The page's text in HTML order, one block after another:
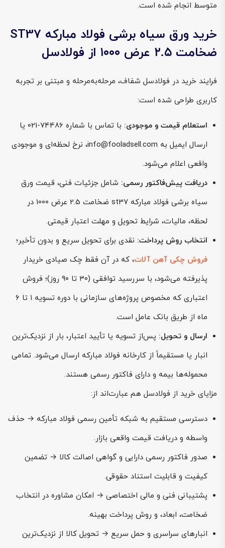
متوسط انجام شده است.
خرید ورق سیاه برشی فولاد مبارکه ST37
ضخامت ۲.۵ عرض ۱۰۰۰ از فولادسل
فرایند خرید در فولادسل شفاف، مرحله‌به‌مرحله و مبتنی بر تجربه
کاربری طراحی شده است:
استعلام قیمت و موجودی:
با تماس با شماره 74486-021 یا
ارسال ایمیل به info@fooladsell.com، نرخ لحظه‌ای و موجودی
واقعی اعلام می‌شود.
دریافت پیش‌فاکتور رسمی: شامل جزئیات فنی، قیمت ورق
سیاه برشی فولاد مبارکه st37 ضخامت 2.5 عرض 1000 در
لحظه، مالیات، شرایط تحویل و مهلت اعتبار قیمتی.
انتخاب روش پرداخت: نقدی برای تحویل سریع و بدون تأخیر؛
فروش چکی آهن آلات، که در آن فقط چک صیادی خریدار
پذیرفته می‌شود، با سررسید توافقی (۳۰ تا ۹۰ روز)؛ فروش
اعتباری که مخصوص پروژه‌های سازمانی با دوره تسویه ۱ تا ۶
ماه از طریق بانک عامل است.
ارسال و تحویل: پس‌از تسویه یا تأیید اعتبار، بار از نزدیک‌ترین
انبار یا مستقیماً از کارخانه فولاد مبارکه ارسال می‌شود. تمامی
محموله‌ها بیمه و دارای فاکتور رسمی هستند.
مزایای خرید از فولادسل هم عبارت‌اند از:
دسترسی مستقیم به شبکه تأمین رسمی فولاد مبارکه → حذف
واسطه و دریافت قیمت واقعی بازار.
صدور فاکتور رسمی دارایی و گواهی اصالت کالا → تضمین
کیفیت و قابلیت استناد حقوقی.
پشتیبانی فنی و مالی اختصاصی → امکان مشاوره در انتخاب
ضخامت، ابعاد، و روش پرداخت بهینه.
انبارهای سراسری و حمل سریع → تحویل کالا از نزدیک‌ترین